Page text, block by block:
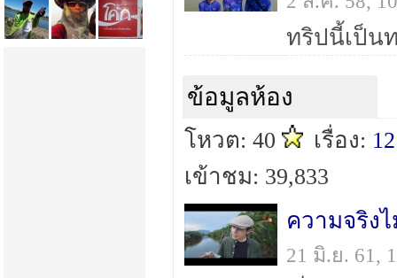
ข้อมูลห้อง
โหวต: 40 เรื่อง: 12
เข้าชม: 39,833
ความจริง
21 มิ.ย. 61,